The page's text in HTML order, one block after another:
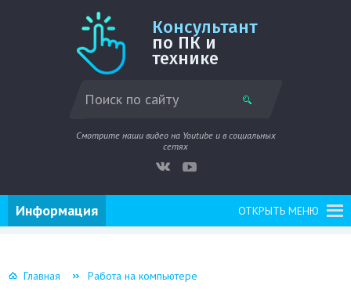
Консультант
по ПК и
технике
Смотрите наши видео на Youtube и в социальных
сетях
ОТКРЫТЬ МЕНЮ
Информация
Главная Работа на компьютере